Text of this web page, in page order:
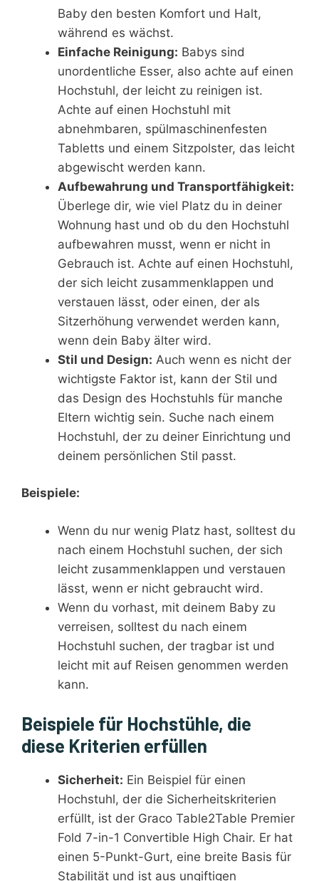
Baby den besten Komfort und Halt,
während es wächst.
Einfache Reinigung: Babys sind
unordentliche Esser, also achte auf einen
Hochstuhl, der leicht zu reinigen ist.
Achte auf einen Hochstuhl mit
abnehmbaren, spülmaschinenfesten
Tabletts und einem Sitzpolster, das leicht
abgewischt werden kann.
Aufbewahrung und Transportfähigkeit:
Überlege dir, wie viel Platz du in deiner
Wohnung hast und ob du den Hochstuhl
aufbewahren musst, wenn er nicht in
Gebrauch ist. Achte auf einen Hochstuhl,
der sich leicht zusammenklappen und
verstauen lässt, oder einen, der als
Sitzerhöhung verwendet werden kann,
wenn dein Baby älter wird.
Stil und Design: Auch wenn es nicht der
wichtigste Faktor ist, kann der Stil und
das Design des Hochstuhls für manche
Eltern wichtig sein. Suche nach einem
Hochstuhl, der zu deiner Einrichtung und
deinem persönlichen Stil passt.
Beispiele:
Wenn du nur wenig Platz hast, solltest du
nach einem Hochstuhl suchen, der sich
leicht zusammenklappen und verstauen
lässt, wenn er nicht gebraucht wird.
Wenn du vorhast, mit deinem Baby zu
verreisen, solltest du nach einem
Hochstuhl suchen, der tragbar ist und
leicht mit auf Reisen genommen werden
kann.
Beispiele für Hochstühle, die
diese Kriterien erfüllen
Sicherheit: Ein Beispiel für einen
Hochstuhl, der die Sicherheitskriterien
erfüllt, ist der Graco Table2Table Premier
Fold 7-in-1 Convertible High Chair. Er hat
einen 5-Punkt-Gurt, eine breite Basis für
Stabilität und ist aus ungiftigen